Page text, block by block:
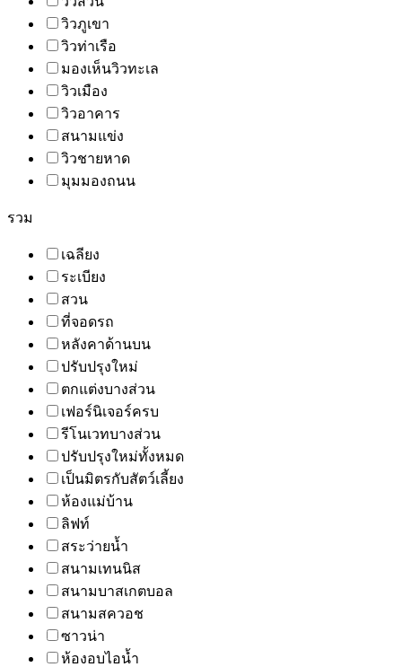
วิวภูเขา
วิวท่าเรือ
มองเห็นวิวทะเล
วิวเมือง
วิวอาคาร
สนามแข่ง
วิวชายหาด
มุมมองถนน
รวม
เฉลียง
ระเบียง
สวน
ที่จอดรถ
หลังคาด้านบน
ปรับปรุงใหม่
ตกแต่งบางส่วน
เฟอร์นิเจอร์ครบ
รีโนเวทบางส่วน
ปรับปรุงใหม่ทั้งหมด
เป็นมิตรกับสัตว์เลี้ยง
ห้องแม่บ้าน
ลิฟท์
สระว่ายน้ำ
สนามเทนนิส
สนามบาสเกตบอล
สนามสควอช
ซาวน่า
ห้องอบไอน้ำ